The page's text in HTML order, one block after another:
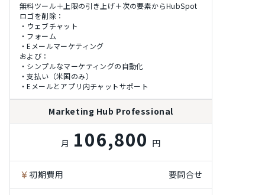
無料ツール＋上限の引き上げ＋次の要素からHubSpot
ロゴを削除：
・ウェブチャット
・フォーム
・Eメールマーケティング
および：
・シンプルなマーケティングの自動化
・支払い（米国のみ）
・Eメールとアプリ内チャットサポート
Marketing Hub Professional
月 106,800 円
初期費用 要問合せ